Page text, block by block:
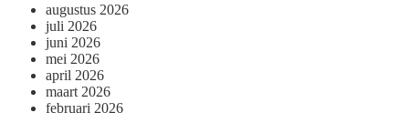
augustus 2026
juli 2026
juni 2026
mei 2026
april 2026
maart 2026
februari 2026